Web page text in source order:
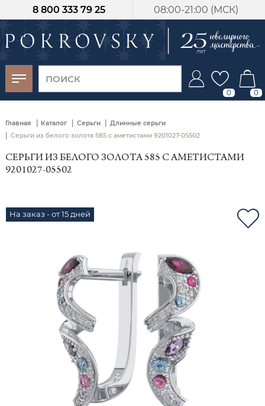
08:00-21:00 (МСК)
8 800 333 79 25
0 0
Главная | Каталог | Серьги | Длинные серьги
| Серьги из белого золота 585 с аметистами 9201027-05502
СЕРЬГИ ИЗ БЕЛОГО ЗОЛОТА 585 С АМЕТИСТАМИ
9201027-05502
На заказ - от 15 дней
-30%
от 15 дней с
момента оплаты